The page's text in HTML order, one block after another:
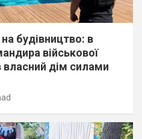
будівництво: в
військової
власний дім силами